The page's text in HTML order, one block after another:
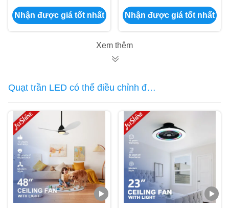
khiển từ xa Flush
Mount DC Motor
Nhận được giá tốt nhất
nước ABS Blades
Fan trần với điều
Nhận được giá tốt nhất
Xem thêm
Quạt trần LED có thể điều chỉnh độ
sáng